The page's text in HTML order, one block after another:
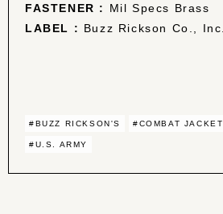
FASTENER :
Mil Specs Brass
LABEL : Buzz Rickson Co., Inc.
#BUZZ RICKSON'S #COMBAT JACKET
#U.S. ARMY